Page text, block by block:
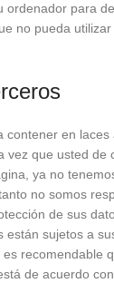
ordenador para
no pueda
contener en
vez que usted de
ya no
no somos
de sus
están sujetos a
recomendable
de acuerdo con